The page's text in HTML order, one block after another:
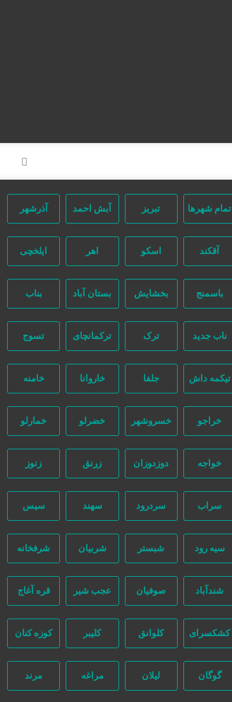
تمام شهر‌ها تبریز آبش احمد آذرشهر
آقکند اسکو اهر ایلخچی
باسمنج بخشایش بستان آباد بناب
ناب جدید ترک ترکمانچای تسوج
تیکمه داش جلفا خاروانا خامنه
خراجو خسروشهر خضرلو خمارلو
خواجه دوزدوزان زرنق زنوز
سراب سردرود سهند سیس
سیه رود شبستر شربیان شرفخانه
شندآباد صوفیان عجب شیر قره آغاج
کشکسرای کلوانق کلیبر کوزه کنان
گوگان لیلان مراغه مرند
مرتب‌سازی بر اساس جدیدترین